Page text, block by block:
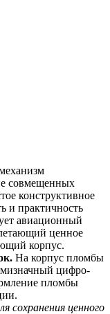
совмещенных
конструктивное
и практичность
авиационный
ценное
корпус.
На корпус пломбы
цифро-
пломбы
сохранения ценного